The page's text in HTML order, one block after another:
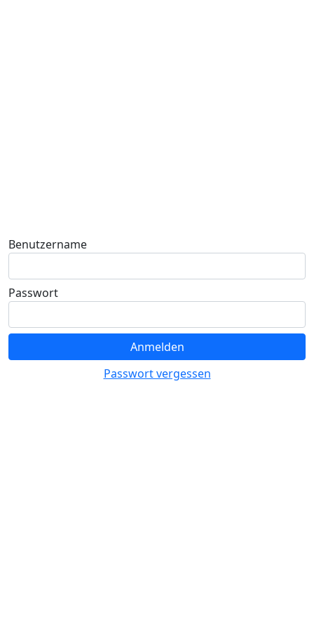
Benutzername
Passwort
Anmelden
Passwort vergessen